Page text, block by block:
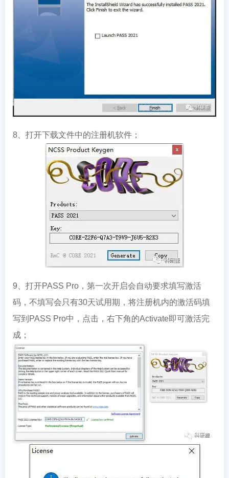
8、打开下载文件中的注册机软件；
9、打开PASS Pro，第一次开启会自动要求填写激活
码，不填写会只有30天试用期，将注册机内的激活码填
写到PASS Pro中，点击，右下角的Activate即可激活完
成；